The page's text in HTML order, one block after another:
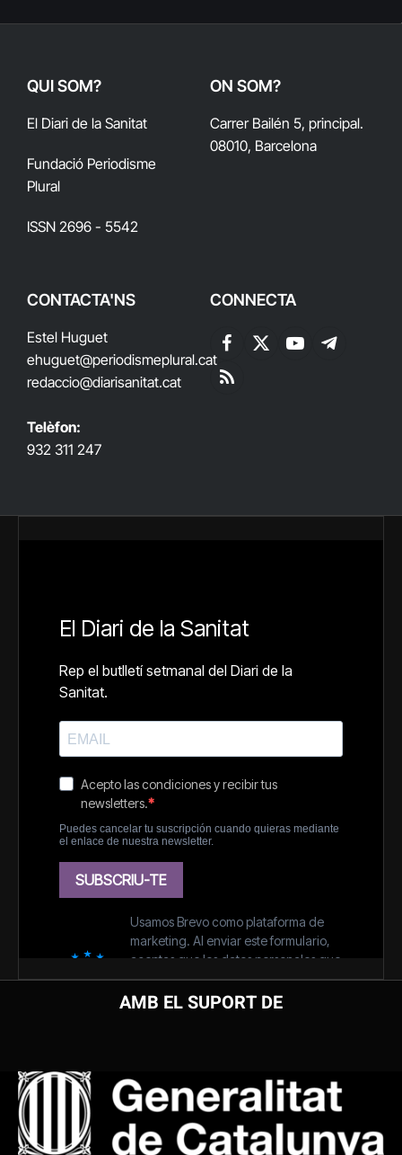
QUI SOM?
El Diari de la Sanitat
Fundació Periodisme
Plural
ISSN 2696 - 5542
ON SOM?
Carrer Bailén 5, principal.
08010, Barcelona
CONTACTA'NS
Estel Huguet
ehuguet@periodismeplural.cat
redaccio@diarisanitat.cat
Telèfon:
932 311 247
CONNECTA
Facebook
X
YouTubeTelegram
RSS
AMB EL SUPORT DE